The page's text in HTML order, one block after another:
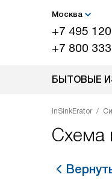
Москва
+7 495
+7 800
БЫТОВЫЕ
InSinkErator
Схема